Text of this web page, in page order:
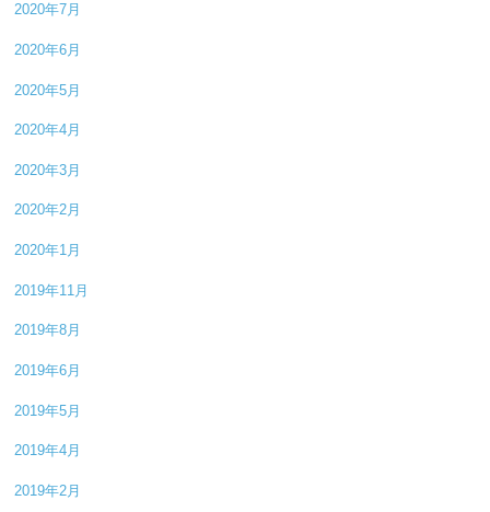
2020年7月
2020年6月
2020年5月
2020年4月
2020年3月
2020年2月
2020年1月
2019年11月
2019年8月
2019年6月
2019年5月
2019年4月
2019年2月